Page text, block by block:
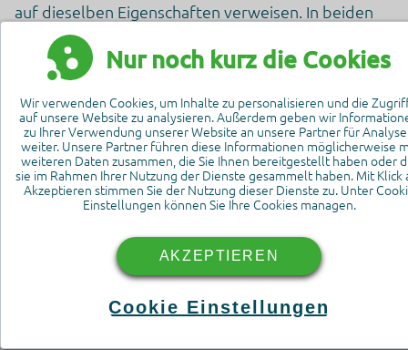
auf dieselben Eigenschaften verweisen. In beiden
Fällen ist der Informationsgehalt identisch, die
gemeinsame Nutzung ist jedoch effizienter.
IFC hat eine „Implementierervereinbarung“, dass
die gemeinsame Nutzung von Geometrie und
Eigenschaften nicht bedeutet, dass eine Verbindung
zwischen den Objekten besteht. Wenn wir
beispielsweise unsere 50 weißen und 50 schwarzen
Stühle in eine Anwendung importieren und dann
einen der 50 weißen Stühle in dieser Anwendung
Stühle automatisch auch rot werden müssen.
Manchmal können optimierte Datenstrukturen
einen großen Einfluss auf die IFC-
Importgeschwindigkeit und die Importergebnisse
Nur noch kurz die Cookies
Wir verwenden Cookies, um Inhalte zu personalisieren und die
auf unsere Website zu analysieren. Außerdem geben wir
zu Ihrer Verwendung unserer Website an unsere Partner für
weiter. Unsere Partner führen diese Informationen möglicherweise
weiteren Daten zusammen, die Sie Ihnen bereitgestellt haben oder
sie im Rahmen Ihrer Nutzung der Dienste gesammelt haben. Mit Klick
Akzeptieren stimmen Sie der Nutzung dieser Dienste zu. Unter
Einstellungen können Sie Ihre Cookies managen.
AKZEPTIEREN
Cookie Einstellungen